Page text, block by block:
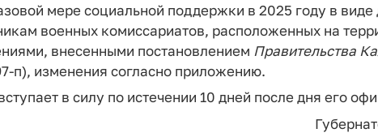
мере социальной поддержки в 2025 году в
военных комиссариатов, расположенных на
внесенными постановлением Правительства
п), изменения согласно приложению.
в силу по истечении 10 дней после дня его